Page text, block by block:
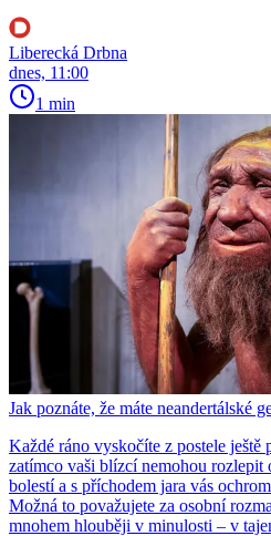
Liberecká Drbna
dnes, 11:00
1 min
Jak poznáte, že máte neandertálské
Každé ráno vyskočíte z postele ještě
zatímco vaši blízcí nemohou rozlepit
bolestí a s příchodem jara vás
Možná to považujete za osobní
mnohem hlouběji v minulosti – v